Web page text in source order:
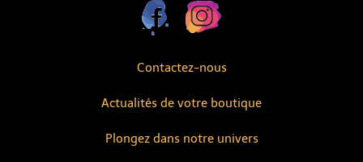
Contactez-nous
Actualités de votre boutique
Plongez dans notre univers